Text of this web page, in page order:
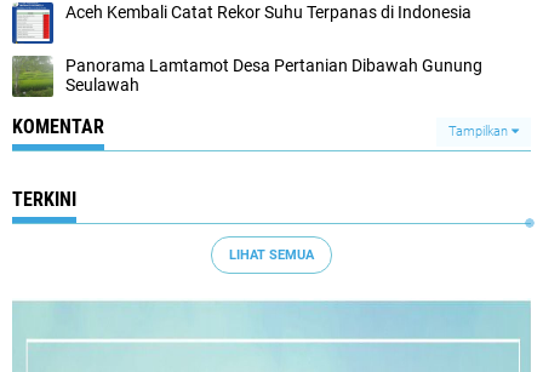
Aceh Kembali Catat Rekor Suhu Terpanas di Indonesia
Panorama Lamtamot Desa Pertanian Dibawah Gunung
Seulawah
KOMENTAR Tampilkan
TERKINI
LIHAT SEMUA